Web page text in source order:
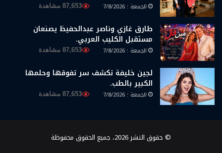
الجمعة : 7/8/2026 87,653 مشاهدة
طارق غازي وناصر عبدالحفيظ يصنعان
مستقبل الكليب العربي.
الجمعة : 7/8/2026 87,653 مشاهدة
لجين خليفة تكشف سر تفوقها وحلمها
الكبير بالطب.
الجمعة : 7/8/2026 87,653 مشاهدة
© حقوق النشر 2026، جميع الحقوق محفوظة